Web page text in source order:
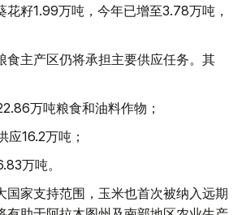
花籽1.99万吨，今年已增至3.78万吨，
食主产区仍将承担主要供应任务。其
万吨粮食和油料作物；
应16.2万吨；
万吨。
国家支持范围，玉米也首次被纳入远期